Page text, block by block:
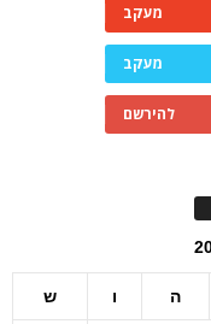
מעקב
מעקב
להירשם
ה ו ש